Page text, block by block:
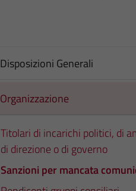
Disposizioni Generali
Organizzazione
Titolari di incarichi politici, di
di direzione o di governo
Sanzioni per mancata